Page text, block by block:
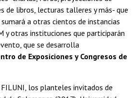
de libros, lecturas talleres y más- que
a otras cientos de instancias
y otras instituciones que participarán
que se desarrolla
de Exposiciones y Congresos de
los planteles invitados de